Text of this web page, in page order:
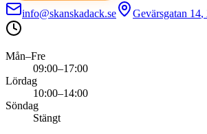
info@skanskadack.se Gevärsgatan 14,
Mån–Fre
09:00–17:00
Lördag
10:00–14:00
Söndag
Stängt